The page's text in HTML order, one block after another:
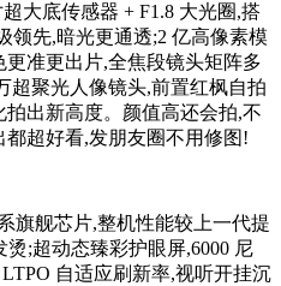
大底传感器 + F1.8 大光圈,搭
领先,暗光更通透;2 亿高像素模
准更出片,全焦段镜头矩阵多
超聚光人像镜头,前置红枫自拍
出新高度。颜值高还会拍,不
超好看,发朋友圈不用修图!
旗舰芯片,整机性能较上一代提
;超动态臻彩护眼屏,6000 尼
自适应刷新率,视听开挂沉